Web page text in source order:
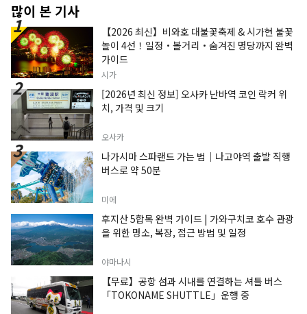
많이 본 기사
【2026 최신】비와호 대불꽃축제 & 시가현 불꽃
놀이 4선！일정・볼거리・숨겨진 명당까지 완벽
가이드
시가
[2026년 최신 정보] 오사카 난바역 코인 락커 위
치, 가격 및 크기
오사카
나가시마 스파랜드 가는 법｜나고야역 출발 직행
버스로 약 50분
미에
후지산 5합목 완벽 가이드 | 가와구치코 호수 관광
을 위한 명소, 복장, 접근 방법 및 일정
야마나시
【무료】공항 섬과 시내를 연결하는 셔틀 버스
「TOKONAME SHUTTLE」운행 중